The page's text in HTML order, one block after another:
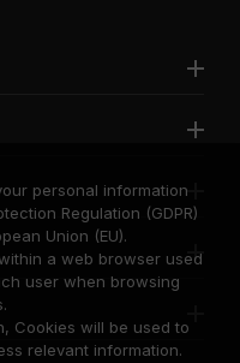
personal information
Regulation (GDPR)
Union (EU).
a web browser used
user when browsing
Cookies will be used to
relevant information.